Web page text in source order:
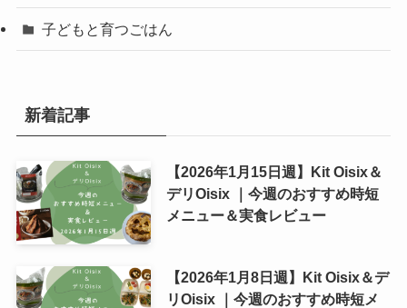
子どもと育つごはん
新着記事
【2026年1月15日週】Kit Oisix＆
デリOisix ｜今週のおすすめ時短
メニュー＆実食レビュー
【2026年1月8日週】Kit Oisix＆デ
リOisix ｜今週のおすすめ時短メ